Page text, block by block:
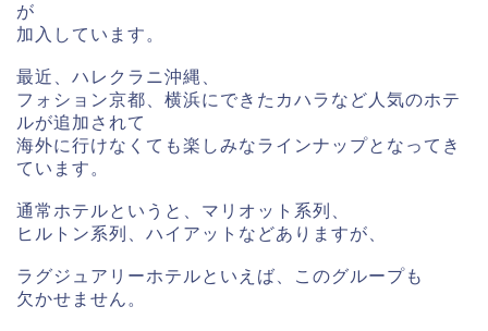
が
加入しています。
最近、ハレクラニ沖縄、
フォション京都、 横浜にできたカハラなど人気のホテ
ルが追加されて
海外に行けなくても楽しみなラインナップとなってき
ています。
通常ホテルというと、マリオット系列、
ヒルトン系列、ハイアットなどありますが、
ラグジュアリーホテルといえば、このグループも
欠かせません。